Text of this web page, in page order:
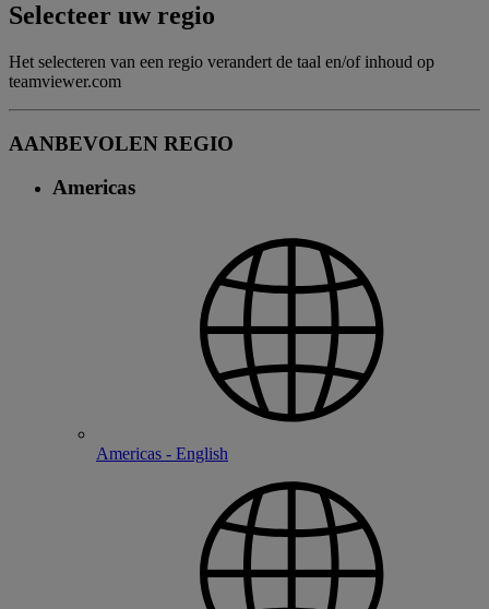
Selecteer uw regio
Het selecteren van een regio verandert de taal en/of inhoud op
teamviewer.com
AANBEVOLEN REGIO
Americas
Americas - English